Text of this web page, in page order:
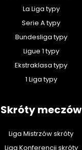
La Liga typy
Serie A typy
Bundesliga typy
Ligue 1 typy
Ekstraklasa typy
1 Liga typy
Skróty meczów
Liga Mistrzów skróty
Liga Konferencji skróty